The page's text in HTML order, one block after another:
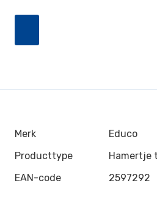
Merk
Educo
Producttype
Hamertje
EAN-code
2597292